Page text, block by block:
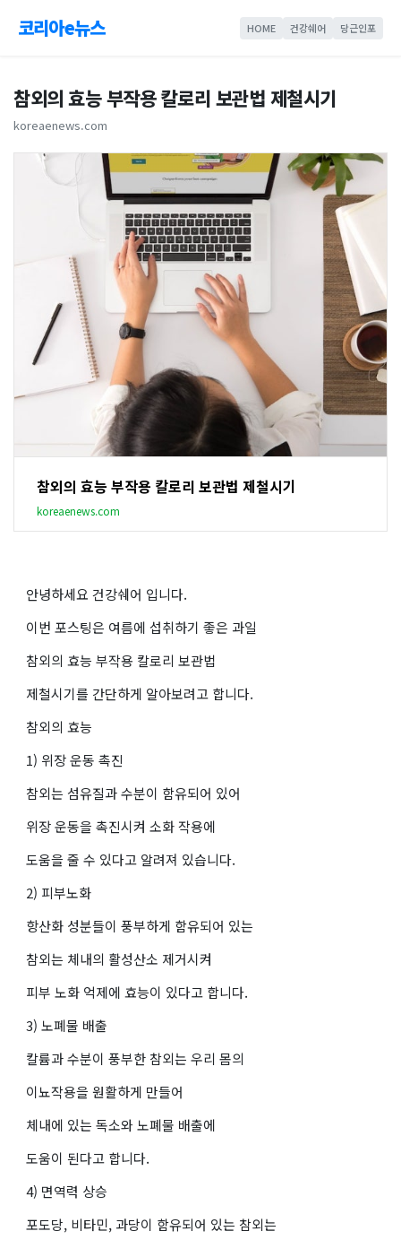
코리아e뉴스 HOME 건강쉐어 당근인포
참외의 효능 부작용 칼로리 보관법 제철시기
koreaenews.com
참외의 효능 부작용 칼로리 보관법 제철시기
koreaenews.com
안녕하세요 건강쉐어 입니다.
이번 포스팅은 여름에 섭취하기 좋은 과일
참외의 효능 부작용 칼로리 보관법
제철시기를 간단하게 알아보려고 합니다.
참외의 효능
1) 위장 운동 촉진
참외는 섬유질과 수분이 함유되어 있어
위장 운동을 촉진시켜 소화 작용에
도움을 줄 수 있다고 알려져 있습니다.
2) 피부노화
항산화 성분들이 풍부하게 함유되어 있는
참외는 체내의 활성산소 제거시켜
피부 노화 억제에 효능이 있다고 합니다.
3) 노폐물 배출
칼륨과 수분이 풍부한 참외는 우리 몸의
이뇨작용을 원활하게 만들어
체내에 있는 독소와 노폐물 배출에
도움이 된다고 합니다.
4) 면역력 상승
포도당, 비타민, 과당이 함유되어 있는 참외는